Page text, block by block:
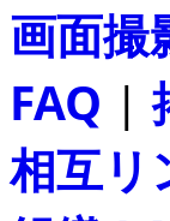
画面撮
FAQ |
相互リ